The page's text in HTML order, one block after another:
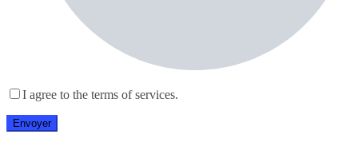
I agree to the terms of services.